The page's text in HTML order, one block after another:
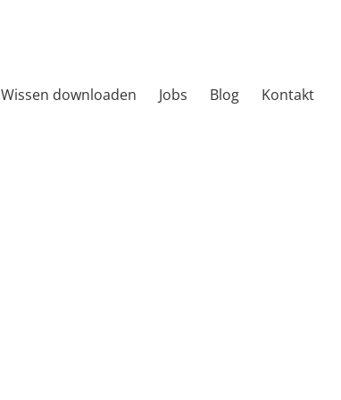
Wissen downloaden Jobs Blog Kontakt